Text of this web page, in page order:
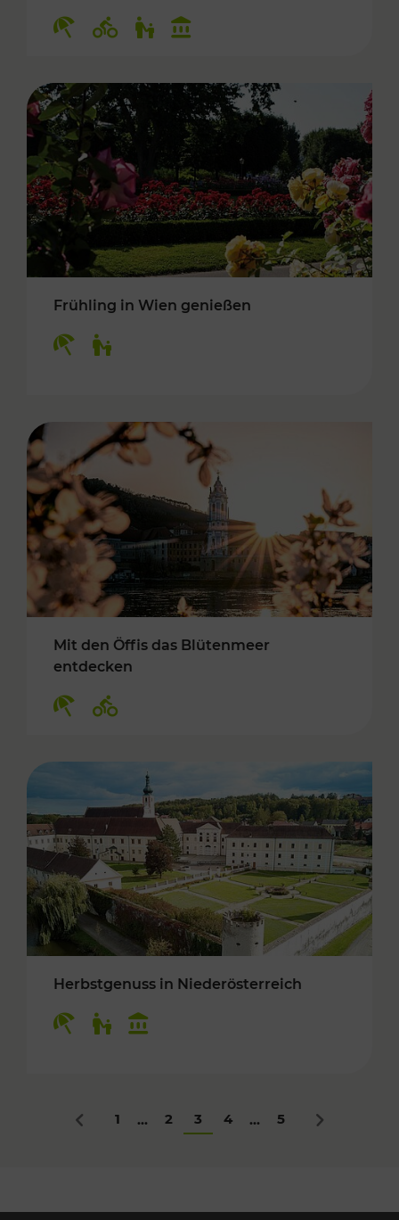
Frühling in Wien genießen
Mit den Öffis das Blütenmeer
entdecken
Herbstgenuss in Niederösterreich
Zurück
1 ... 2 3 4 ... 5 Nächstes